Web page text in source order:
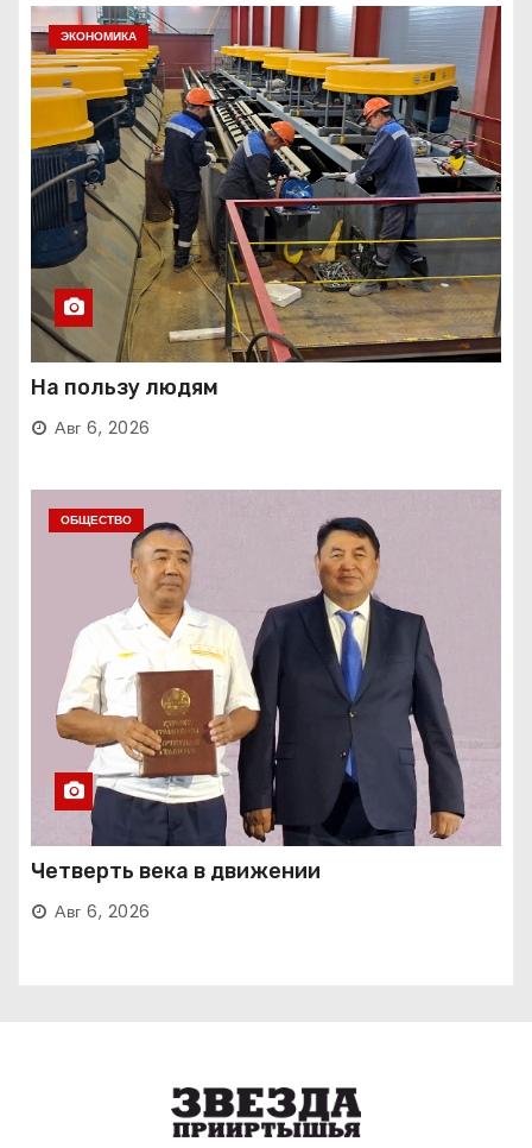
ЭКОНОМИКА
На пользу людям
Авг 6, 2026
ОБЩЕСТВО
Четверть века в движении
Авг 6, 2026